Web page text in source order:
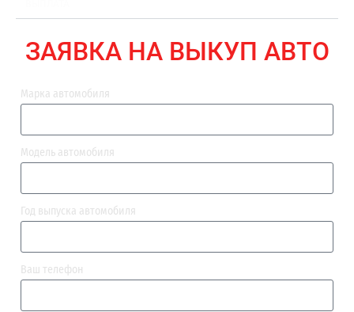
ЗАЯВКА НА ВЫКУП АВТО
Марка автомобиля
Модель автомобиля
Год выпуска автомобиля
Ваш телефон